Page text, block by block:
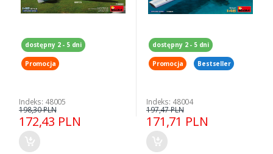
dostępny 2 - 5 dni
Promocja
Indeks: 48005
172,43 PLN
198,30 PLN
dostępny 2 - 5 dni
Promocja Bestseller
Indeks: 48004
171,71 PLN
197,47 PLN